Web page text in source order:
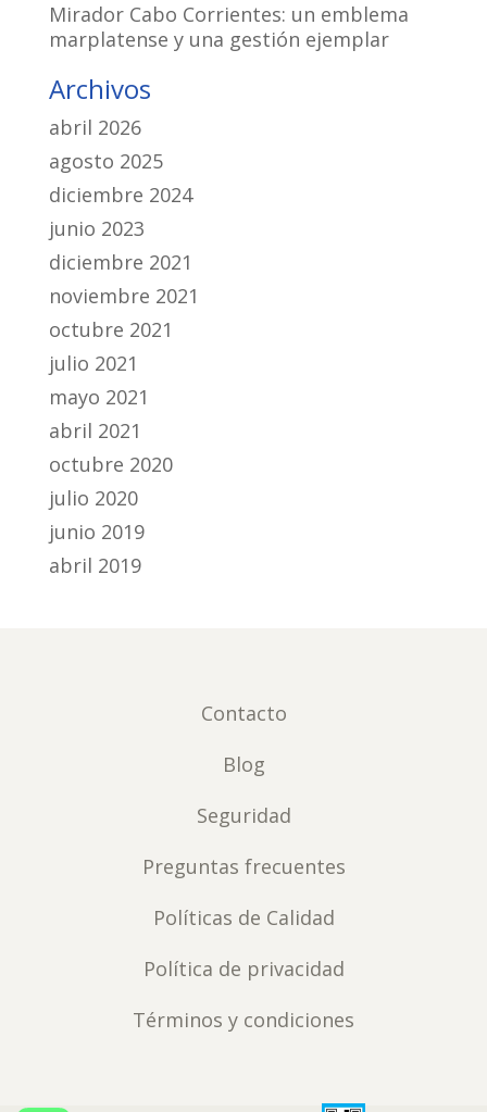
Mirador Cabo Corrientes: un emblema
marplatense y una gestión ejemplar
Archivos
abril 2026
agosto 2025
diciembre 2024
junio 2023
diciembre 2021
noviembre 2021
octubre 2021
julio 2021
mayo 2021
abril 2021
octubre 2020
julio 2020
junio 2019
abril 2019
Contacto
Blog
Seguridad
Preguntas frecuentes
Políticas de Calidad
Política de privacidad
Términos y condiciones